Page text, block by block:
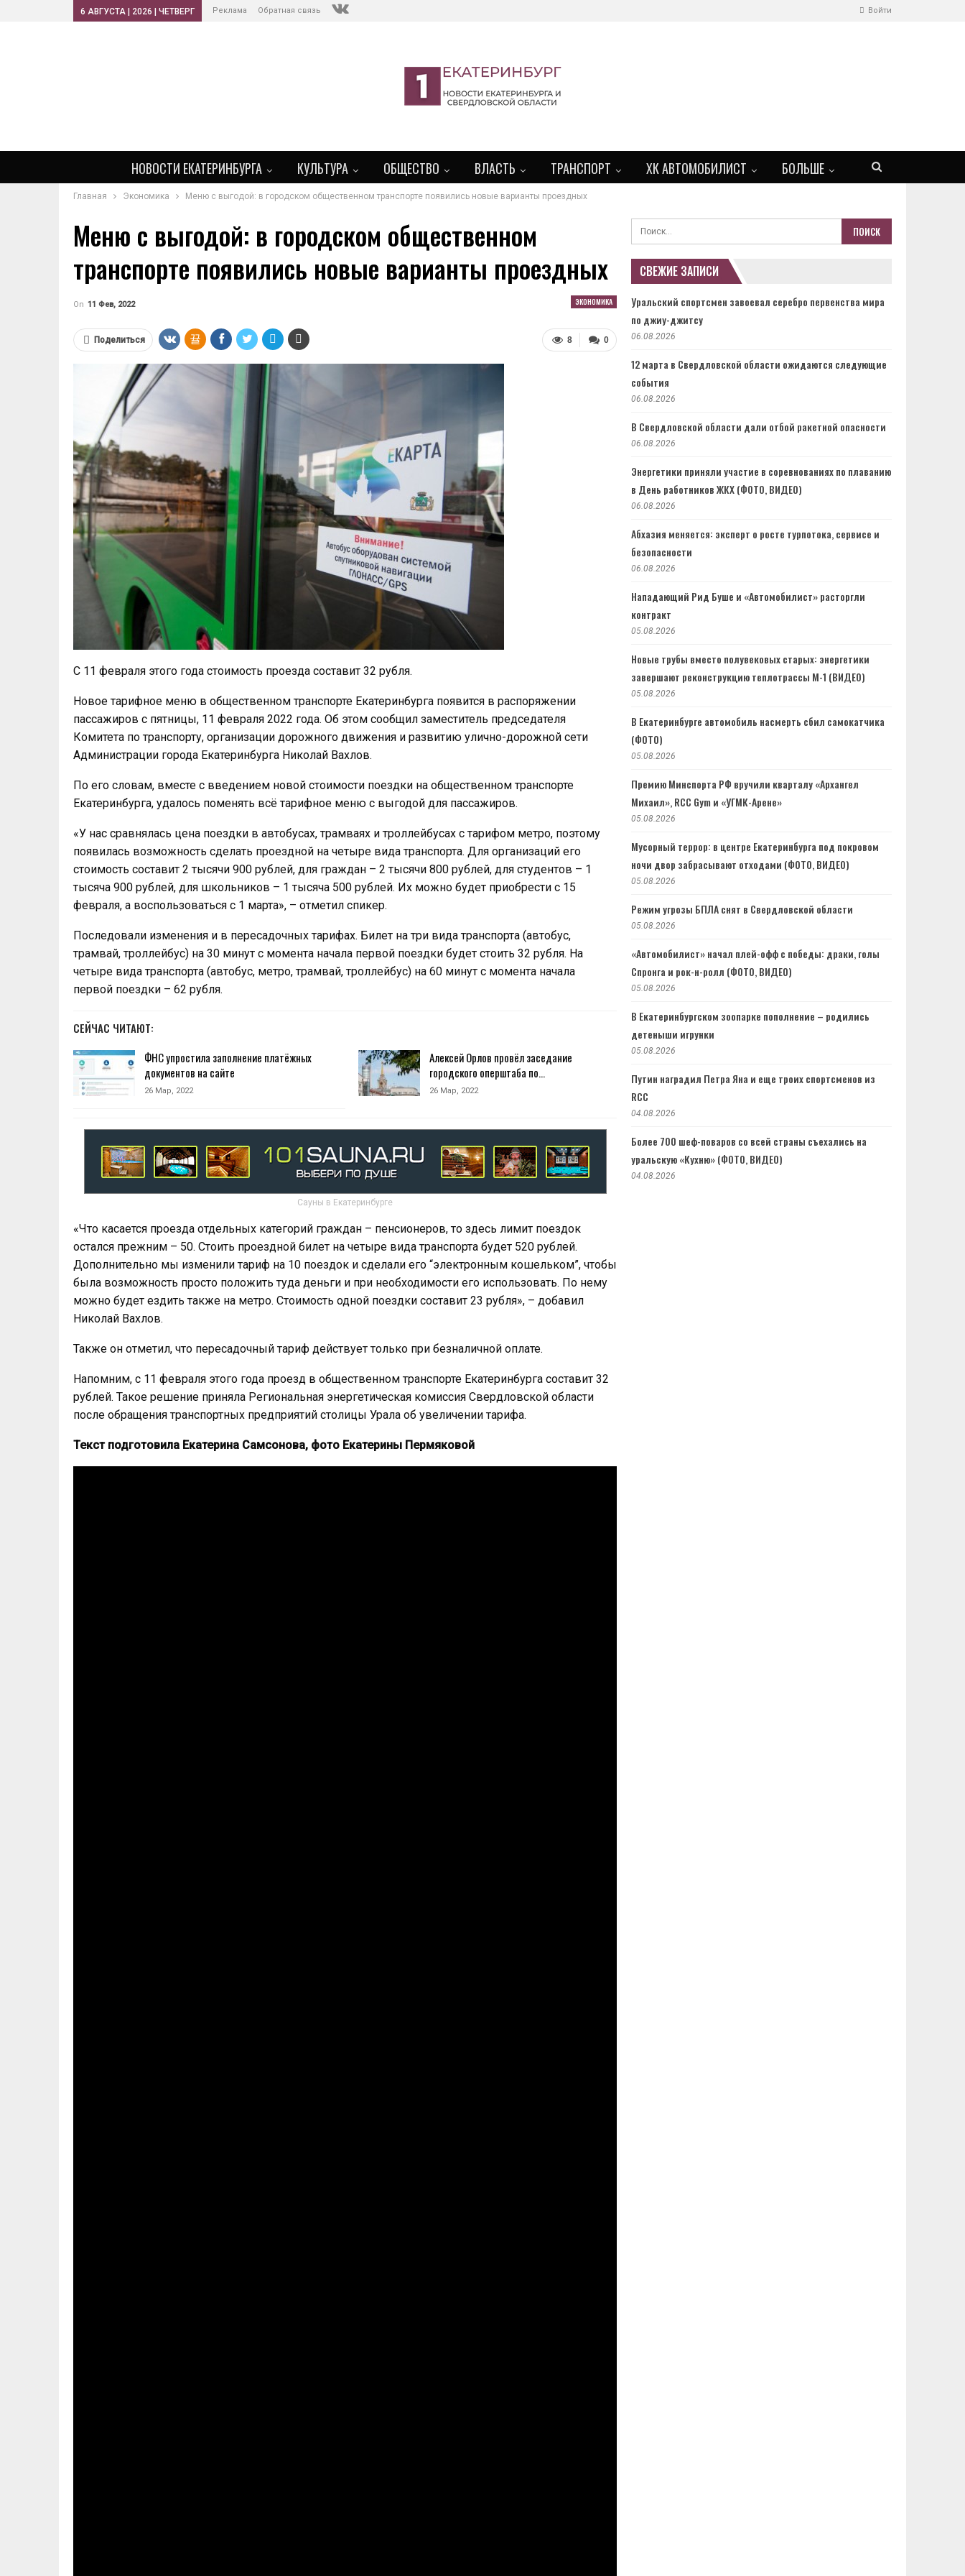
Войти
6 АВГУСТА | 2026 | ЧЕТВЕРГ Реклама Обратная связь
НОВОСТИ ЕКАТЕРИНБУРГА КУЛЬТУРА ОБЩЕСТВО ВЛАСТЬ ТРАНСПОРТ ХК АВТОМОБИЛИСТ БОЛЬШЕ
Главная Экономика Меню с выгодой: в городском общественном транспорте появились новые варианты проездных
Меню с выгодой: в городском общественном
транспорте появились новые варианты проездных
ЭКОНОМИКА
On 11 Фев, 2022
0
8
Поделиться
С 11 февраля этого года стоимость проезда составит 32 рубля.
Новое тарифное меню в общественном транспорте Екатеринбурга появится в распоряжении
пассажиров с пятницы, 11 февраля 2022 года. Об этом сообщил заместитель председателя
Комитета по транспорту, организации дорожного движения и развитию улично-дорожной сети
Администрации города Екатеринбурга Николай Вахлов.
По его словам, вместе с введением новой стоимости поездки на общественном транспорте
Екатеринбурга, удалось поменять всё тарифное меню с выгодой для пассажиров.
«У нас сравнялась цена поездки в автобусах, трамваях и троллейбусах с тарифом метро, поэтому
появилась возможность сделать проездной на четыре вида транспорта. Для организаций его
стоимость составит 2 тысячи 900 рублей, для граждан – 2 тысячи 800 рублей, для студентов – 1
тысяча 900 рублей, для школьников – 1 тысяча 500 рублей. Их можно будет приобрести с 15
февраля, а воспользоваться с 1 марта», – отметил спикер.
Последовали изменения и в пересадочных тарифах. Билет на три вида транспорта (автобус,
трамвай, троллейбус) на 30 минут с момента начала первой поездки будет стоить 32 рубля. На
четыре вида транспорта (автобус, метро, трамвай, троллейбус) на 60 минут с момента начала
первой поездки – 62 рубля.
СЕЙЧАС ЧИТАЮТ:
ФНС упростила заполнение платёжных
документов на сайте
26 Мар, 2022
Алексей Орлов провёл заседание
городского оперштаба по…
26 Мар, 2022
Сауны в Екатеринбурге
«Что касается проезда отдельных категорий граждан – пенсионеров, то здесь лимит поездок
остался прежним – 50. Стоить проездной билет на четыре вида транспорта будет 520 рублей.
Дополнительно мы изменили тариф на 10 поездок и сделали его “электронным кошельком”, чтобы
была возможность просто положить туда деньги и при необходимости его использовать. По нему
можно будет ездить также на метро. Стоимость одной поездки составит 23 рубля», – добавил
Николай Вахлов.
Также он отметил, что пересадочный тариф действует только при безналичной оплате.
Напомним, с 11 февраля этого года проезд в общественном транспорте Екатеринбурга составит 32
рублей. Такое решение приняла Региональная энергетическая комиссия Свердловской области
после обращения транспортных предприятий столицы Урала об увеличении тарифа.
Текст подготовила Екатерина Самсонова, фото Екатерины Пермяковой
СВЕЖИЕ ЗАПИСИ
Уральский спортсмен завоевал серебро первенства мира
по джиу-джитсу
06.08.2026
12 марта в Свердловской области ожидаются следующие
события
06.08.2026
В Свердловской области дали отбой ракетной опасности
06.08.2026
Энергетики приняли участие в соревнованиях по плаванию
в День работников ЖКХ (ФОТО, ВИДЕО)
06.08.2026
Абхазия меняется: эксперт о росте турпотока, сервисе и
безопасности
06.08.2026
Нападающий Рид Буше и «Автомобилист» расторгли
контракт
05.08.2026
Новые трубы вместо полувековых старых: энергетики
завершают реконструкцию теплотрассы М-1 (ВИДЕО)
05.08.2026
В Екатеринбурге автомобиль насмерть сбил самокатчика
(ФОТО)
05.08.2026
Премию Минспорта РФ вручили кварталу «Архангел
Михаил», RCC Gym и «УГМК-Арене»
05.08.2026
Мусорный террор: в центре Екатеринбурга под покровом
ночи двор забрасывают отходами (ФОТО, ВИДЕО)
05.08.2026
Режим угрозы БПЛА снят в Свердловской области
05.08.2026
«Автомобилист» начал плей-офф с победы: драки, голы
Спронга и рок-н-ролл (ФОТО, ВИДЕО)
05.08.2026
В Екатеринбургском зоопарке пополнение – родились
детеныши игрунки
05.08.2026
Путин наградил Петра Яна и еще троих спортсменов из
RCC
04.08.2026
Более 700 шеф-поваров со всей страны съехались на
уральскую «Кухню» (ФОТО, ВИДЕО)
04.08.2026